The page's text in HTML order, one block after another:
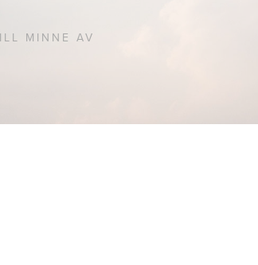
MINNE AV